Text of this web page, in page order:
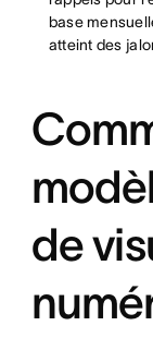
base
atteint des
de